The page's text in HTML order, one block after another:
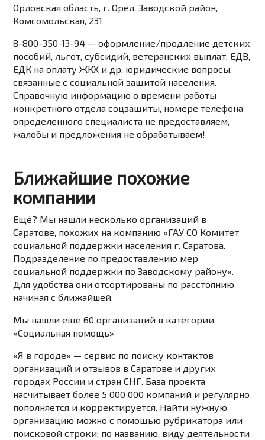
Орловская область, г. Орел, Заводской район, ​​​
Комсомольская, 231
8-800-350-13-94 — оформление/продление детских
пособий, льгот, субсидий, ветеранских выплат, ЕДВ,
ЕДК на оплату ЖКХ и др. юридические вопросы,
связанные с социальной защитой населения.
Справочную информацию о времени работы
конкретного отдела соцзащиты, номере телефона
определенного специалиста не предоставляем,
жалобы и предложения не обрабатываем!
Ближайшие похожие
компании
Ещё? Мы нашли несколько организаций в
Саратове, похожих на компанию «ГАУ СО Комитет
социальной поддержки населения г. Саратова.
Подразделение по предоставлению мер
социальной поддержки по Заводскому району».
Для удобства они отсортированы по расстоянию
начиная с ближайшей.
Мы нашли еще 60 организаций в категории
«Социальная помощь»
«Я в городе» — сервис по поиску контактов
организаций и отзывов в Саратове и других
городах России и стран СНГ. База проекта
насчитывает более 5 000 000 компаний и регулярно
пополняется и корректируется. Найти нужную
организацию можно с помощью рубрикатора или
поисковой строки: по названию, виду деятельности